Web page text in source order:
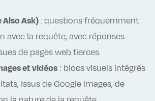
Also Ask) : questions fréquemment
avec la requête, avec réponses
de pages web tierces.
et vidéos : blocs visuels intégrés
issus de Google Images, de